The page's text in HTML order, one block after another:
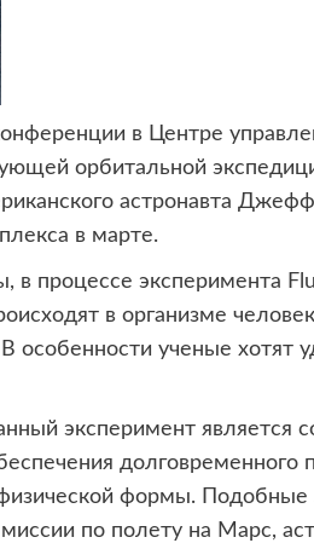
в Центре
орбитальной
астронавта
в марте.
в процессе эксперимента
в организме
особенности ученые хотят
эксперимент является
формы. Подобные
миссии по полету на Марс,